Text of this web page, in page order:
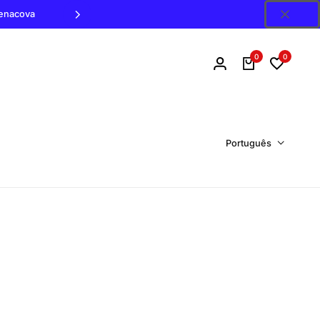
0 0
Português